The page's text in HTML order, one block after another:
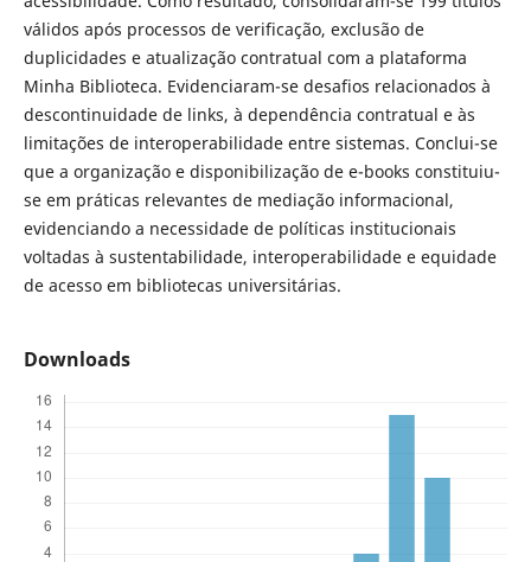
válidos após processos de verificação, exclusão de
duplicidades e atualização contratual com a plataforma
Minha Biblioteca. Evidenciaram-se desafios relacionados à
descontinuidade de links, à dependência contratual e às
limitações de interoperabilidade entre sistemas. Conclui-se
que a organização e disponibilização de e-books constituiu-
se em práticas relevantes de mediação informacional,
evidenciando a necessidade de políticas institucionais
voltadas à sustentabilidade, interoperabilidade e equidade
de acesso em bibliotecas universitárias.
Downloads